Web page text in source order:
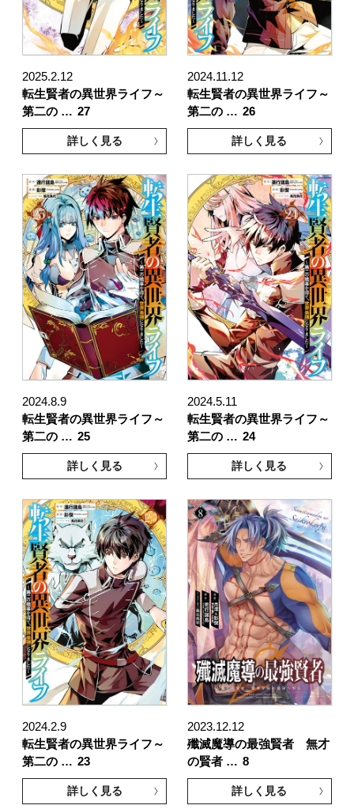
2025.2.12
転生賢者の異世界ライフ～
第二の … 27
詳しく見る
2024.11.12
転生賢者の異世界ライフ～
第二の … 26
詳しく見る
2024.8.9
転生賢者の異世界ライフ～
第二の … 25
詳しく見る
2024.5.11
転生賢者の異世界ライフ～
第二の … 24
詳しく見る
2024.2.9
転生賢者の異世界ライフ～
第二の … 23
詳しく見る
2023.12.12
殲滅魔導の最強賢者 無才
の賢者 … 8
詳しく見る